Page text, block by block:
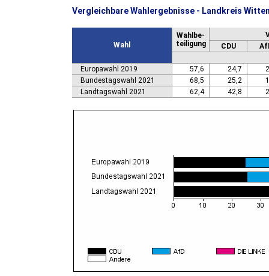
Vergleichbare Wahlergebnisse - Landkreis
Wahl
Wahlbe-
teiligung
CDU
Europawahl 2019 57,6 24,7
Bundestagswahl 2021
68,5 25,2
Landtagswahl 2021
62,4 42,8